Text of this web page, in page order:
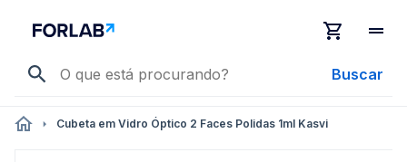
Buscar
Cubeta em Vidro Óptico 2 Faces Polidas 1ml Kasvi